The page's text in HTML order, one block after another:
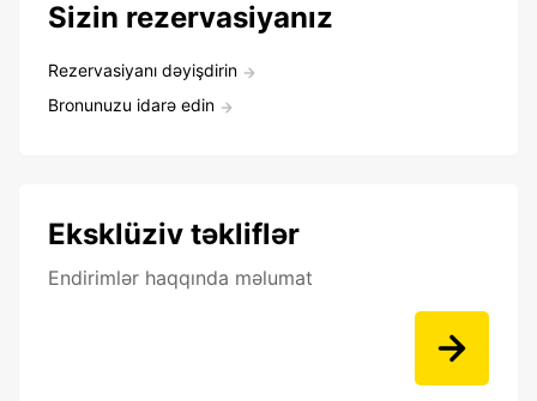
Sizin rezervasiyanız
Rezervasiyanı dəyişdirin
Bronunuzu idarə edin
Eksklüziv təkliflər
Endirimlər haqqında məlumat